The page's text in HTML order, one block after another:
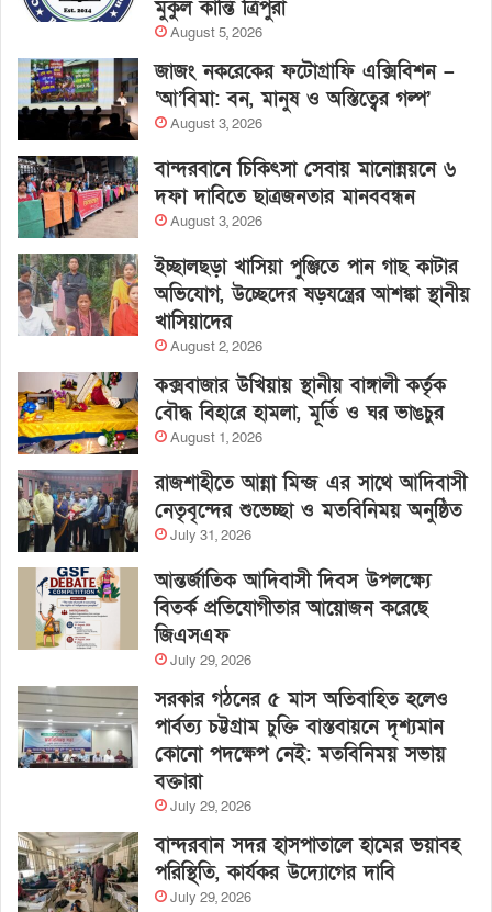
মুকুল কান্তি ত্রিপুরা
August 5, 2026
জাজং নকরেকের ফটোগ্রাফি এক্সিবিশন –
‘আ’বিমা: বন, মানুষ ও অস্তিত্বের গল্প’
August 3, 2026
বান্দরবানে চিকিৎসা সেবায় মানোন্নয়নে ৬
দফা দাবিতে ছাত্রজনতার মানববন্ধন
August 3, 2026
ইচ্ছালছড়া খাসিয়া পুঞ্জিতে পান গাছ কাটার
অভিযোগ, উচ্ছেদের ষড়যন্ত্রের আশঙ্কা স্থানীয়
খাসিয়াদের
August 2, 2026
কক্সবাজার উখিয়ায় স্থানীয় বাঙ্গালী কর্তৃক
বৌদ্ধ বিহারে হামলা, মূর্তি ও ঘর ভাঙচুর
August 1, 2026
রাজশাহীতে আন্না মিন্জ এর সাথে আদিবাসী
নেতৃবৃন্দের শুভেচ্ছা ও মতবিনিময় অনুষ্ঠিত
July 31, 2026
আন্তর্জাতিক আদিবাসী দিবস উপলক্ষ্যে
বিতর্ক প্রতিযোগীতার আয়োজন করেছে
জিএসএফ
July 29, 2026
সরকার গঠনের ৫ মাস অতিবাহিত হলেও
পার্বত্য চট্টগ্রাম চুক্তি বাস্তবায়নে দৃশ্যমান
কোনো পদক্ষেপ নেই: মতবিনিময় সভায়
বক্তারা
July 29, 2026
বান্দরবান সদর হাসপাতালে হামের ভয়াবহ
পরিস্থিতি, কার্যকর উদ্যোগের দাবি
July 29, 2026